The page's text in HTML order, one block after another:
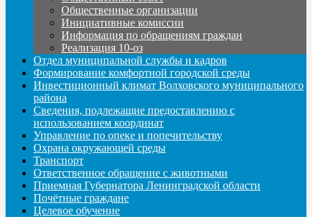
Общественные организации
Инициативные комиссии
Информация по обращениям граждан
Реализация 10-оз
Отдел муниципальной службы и кадров
Формирование комфортной городской среды
Инвестиционный климат Волховского муниципального
района
Сведения, подлежащие предоставлению с
использованием координат
Управление по опеке и попечительству
Охрана окружающей среды
Транспорт
Ответственное обращение с животными
Приемная Губернатора Ленинградской области
Почётные граждане
Целевое обучение